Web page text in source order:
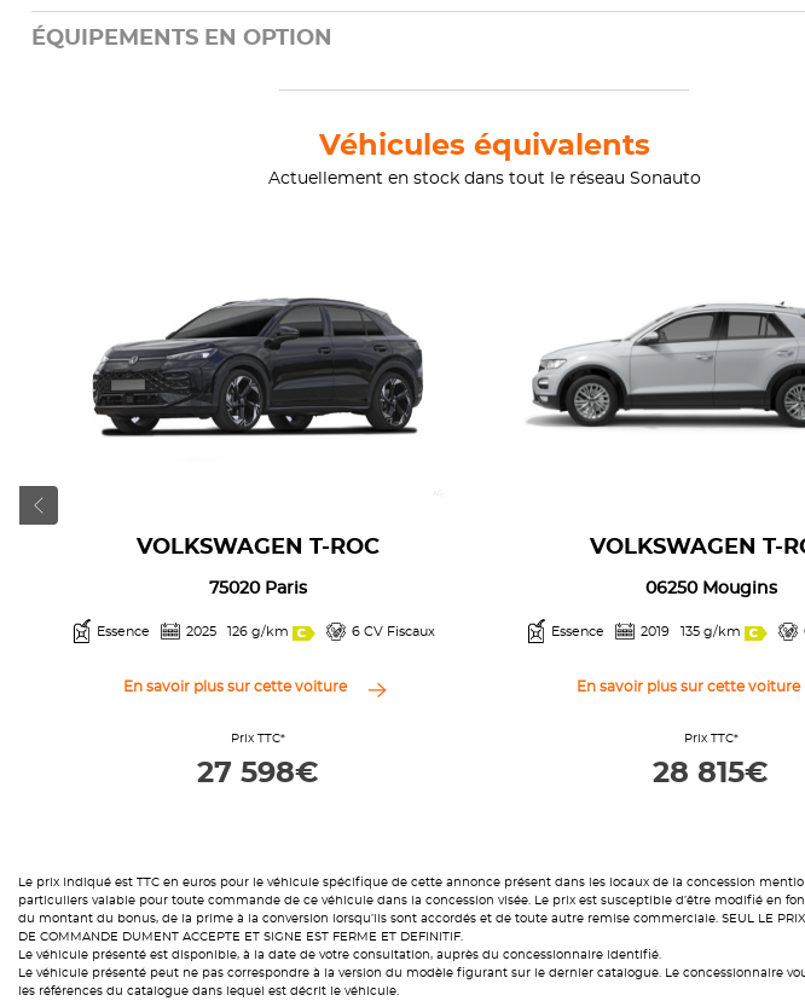
ÉQUIPEMENTS EN OPTION
Véhicules équivalents
Actuellement en stock dans tout le réseau Sonauto
VOLKSWAGEN T-ROC
75020 Paris
Essence 2025 126 g/km 6 CV Fiscaux
En savoir plus sur cette voiture
Prix TTC*
27 598€
VOLKSWAGEN T-
06250 Mougins
Essence 2019 135 g/km
En savoir plus sur cette voiture
Prix TTC*
28 815€
Le prix indiqué est TTC en euros pour le véhicule spécifique de cette annonce présent dans les locaux de la concession
particuliers valable pour toute commande de ce véhicule dans la concession visée. Le prix est susceptible d’être modifié en
du montant du bonus, de la prime à la conversion lorsqu’ils sont accordés et de toute autre remise commerciale. SEUL LE PRIX
DE COMMANDE DUMENT ACCEPTE ET SIGNE EST FERME ET DEFINITIF.
Le véhicule présenté est disponible, à la date de votre consultation, auprès du concessionnaire identifié.
Le véhicule présenté peut ne pas correspondre à la version du modèle figurant sur le dernier catalogue. Le concessionnaire
les références du catalogue dans lequel est décrit le véhicule.